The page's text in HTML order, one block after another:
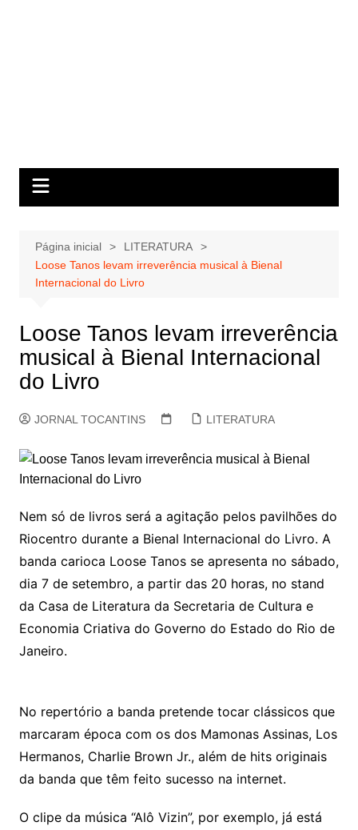
Página inicial
LITERATURA
Loose Tanos levam irreverência musical à Bienal
Internacional do Livro
Loose Tanos levam irreverência
musical à Bienal Internacional
do Livro
JORNAL TOCANTINS LITERATURA
Nem só de livros será a agitação pelos pavilhões do
Riocentro durante a Bienal Internacional do Livro. A
banda carioca Loose Tanos se apresenta no sábado,
dia 7 de setembro, a partir das 20 horas, no stand
da Casa de Literatura da Secretaria de Cultura e
Economia Criativa do Governo do Estado do Rio de
Janeiro.
No repertório a banda pretende tocar clássicos que
marcaram época com os dos Mamonas Assinas, Los
Hermanos, Charlie Brown Jr., além de hits originais
da banda que têm feito sucesso na internet.
O clipe da música “Alô Vizin”, por exemplo, já está